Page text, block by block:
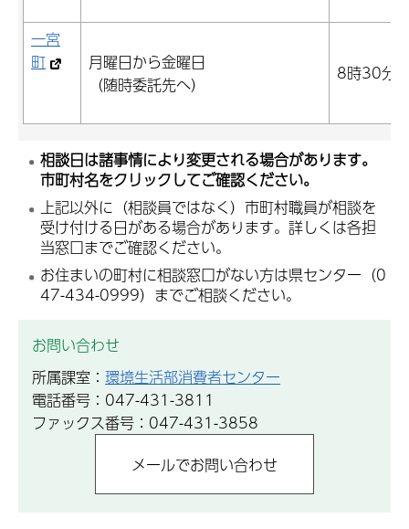
一宮
町
月曜日から金曜日
（随時委託先へ）
8時30分
相談日は諸事情により変更される場合があります。
市町村名をクリックしてご確認ください。
上記以外に（相談員ではなく）市町村職員が相談を
受け付ける日がある場合があります。詳しくは各担
当窓口までご確認ください。
お住まいの町村に相談窓口がない方は県センター（0
47-434-0999）までご相談ください。
お問い合わせ
所属課室： 環境生活部消費者センター
電話番号：047-431-3811
ファックス番号：047-431-3858